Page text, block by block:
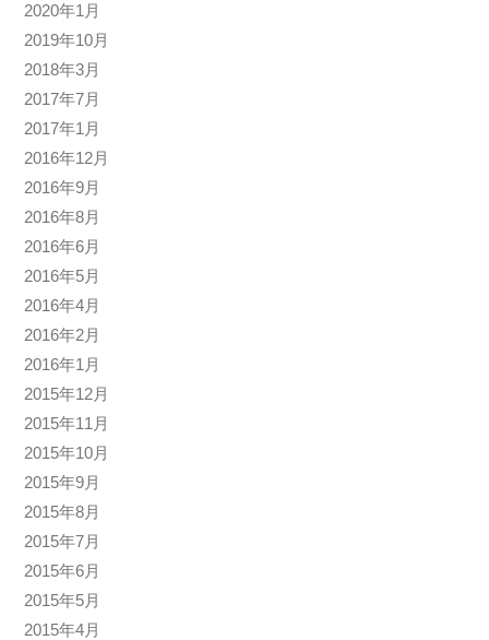
2020年1月
2019年10月
2018年3月
2017年7月
2017年1月
2016年12月
2016年9月
2016年8月
2016年6月
2016年5月
2016年4月
2016年2月
2016年1月
2015年12月
2015年11月
2015年10月
2015年9月
2015年8月
2015年7月
2015年6月
2015年5月
2015年4月